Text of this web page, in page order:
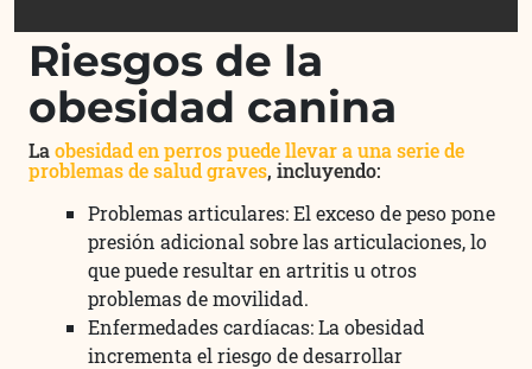
Riesgos de la
obesidad canina
Laobesidad en perros puede llevar a una serie de
problemas de salud graves, incluyendo:
Problemas articulares: El exceso de peso pone
presión adicional sobre las articulaciones, lo
que puede resultar en artritis u otros
problemas de movilidad.
Enfermedades cardíacas: La obesidad
incrementa el riesgo de desarrollar